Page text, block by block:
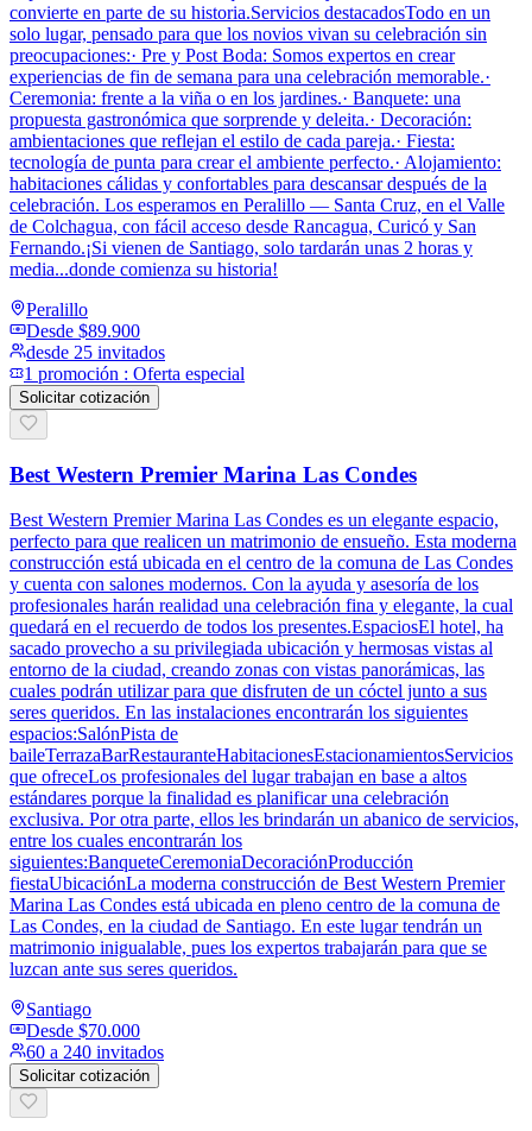
convierte en parte de su historia.Servicios destacadosTodo en un
solo lugar, pensado para que los novios vivan su celebración sin
preocupaciones:· Pre y Post Boda: Somos expertos en crear
experiencias de fin de semana para una celebración memorable.·
Ceremonia: frente a la viña o en los jardines.· Banquete: una
propuesta gastronómica que sorprende y deleita.· Decoración:
ambientaciones que reflejan el estilo de cada pareja.· Fiesta:
tecnología de punta para crear el ambiente perfecto.· Alojamiento:
habitaciones cálidas y confortables para descansar después de la
celebración. Los esperamos en Peralillo — Santa Cruz, en el Valle
de Colchagua, con fácil acceso desde Rancagua, Curicó y San
Fernando.¡Si vienen de Santiago, solo tardarán unas 2 horas y
media...donde comienza su historia!
Peralillo
Desde $89.900
desde 25 invitados
1 promoción : Oferta especial
Solicitar cotización
Best Western Premier Marina Las Condes
Best Western Premier Marina Las Condes es un elegante espacio,
perfecto para que realicen un matrimonio de ensueño. Esta moderna
construcción está ubicada en el centro de la comuna de Las Condes
y cuenta con salones modernos. Con la ayuda y asesoría de los
profesionales harán realidad una celebración fina y elegante, la cual
quedará en el recuerdo de todos los presentes.EspaciosEl hotel, ha
sacado provecho a su privilegiada ubicación y hermosas vistas al
entorno de la ciudad, creando zonas con vistas panorámicas, las
cuales podrán utilizar para que disfruten de un cóctel junto a sus
seres queridos. En las instalaciones encontrarán los siguientes
espacios:SalónPista de
baileTerrazaBarRestauranteHabitacionesEstacionamientosServicios
que ofreceLos profesionales del lugar trabajan en base a altos
estándares porque la finalidad es planificar una celebración
exclusiva. Por otra parte, ellos les brindarán un abanico de servicios,
entre los cuales encontrarán los
siguientes:BanqueteCeremoniaDecoraciónProducción
fiestaUbicaciónLa moderna construcción de Best Western Premier
Marina Las Condes está ubicada en pleno centro de la comuna de
Las Condes, en la ciudad de Santiago. En este lugar tendrán un
matrimonio inigualable, pues los expertos trabajarán para que se
luzcan ante sus seres queridos.
Santiago
Desde $70.000
60 a 240 invitados
Solicitar cotización